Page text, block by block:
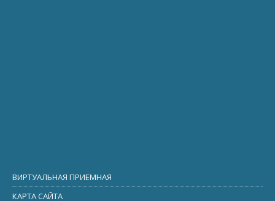
ВИРТУАЛЬНАЯ ПРИЕМНАЯ
КАРТА САЙТА